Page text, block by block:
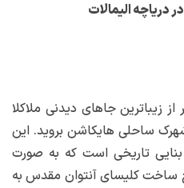
دریاچه الیمالات
زیباترین جاهای دیدنی ملاکلا
ساحلی هایکاشن بروید. این
بنایی تاریخی است که به صورت
کلیسای آنتوان مقدس به